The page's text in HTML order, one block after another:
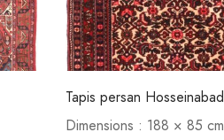
Tapis persan Hosseinabad
Dimensions : 188 × 85 cm